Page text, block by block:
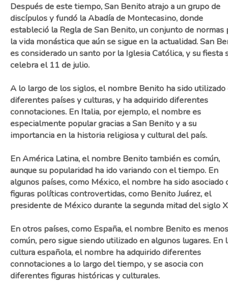
Después de este tiempo, San Benito atrajo a un grupo de
discípulos y fundó la Abadía de Montecasino, donde
estableció la Regla de San Benito, un conjunto de normas
la vida monástica que aún se sigue en la actualidad. San
es considerado un santo por la Iglesia Católica, y su fiesta
celebra el 11 de julio.
A lo largo de los siglos, el nombre Benito ha sido utilizado
diferentes países y culturas, y ha adquirido diferentes
connotaciones. En Italia, por ejemplo, el nombre es
especialmente popular gracias a San Benito y a su
importancia en la historia religiosa y cultural del país.
En América Latina, el nombre Benito también es común,
aunque su popularidad ha ido variando con el tiempo. En
algunos países, como México, el nombre ha sido asociado
figuras políticas controvertidas, como Benito Juárez, el
presidente de México durante la segunda mitad del siglo
En otros países, como España, el nombre Benito es menos
común, pero sigue siendo utilizado en algunos lugares. En
cultura española, el nombre ha adquirido diferentes
connotaciones a lo largo del tiempo, y se asocia con
diferentes figuras históricas y culturales.